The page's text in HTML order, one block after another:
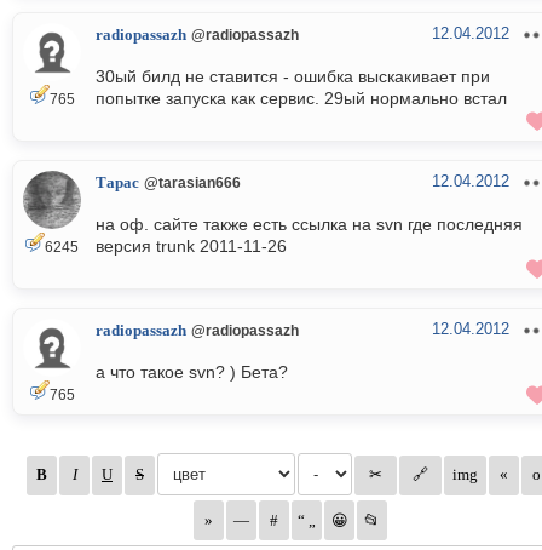
765
radiopassazh @radiopassazh 12.04.2012
30ый билд не ставится - ошибка выскакивает при
попытке запуска как сервис. 29ый нормально встал
6245
Тарас @tarasian666 12.04.2012
на оф. сайте также есть ссылка на svn где последняя
версия trunk 2011-11-26
765
radiopassazh @radiopassazh 12.04.2012
а что такое svn? ) Бета?